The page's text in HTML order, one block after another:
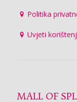
Politika
Uvjeti
MALL OF